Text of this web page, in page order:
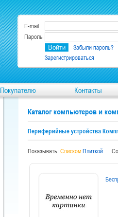
E-mail
Пароль
Забыли пароль?
Зарегистрироваться
Покупателю Контакты
Каталог компьютеров и
Периферийные устройства
Показывать: СпискомПлиткой